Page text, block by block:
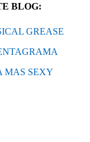
BLOG:
GREASE
MAS SEXY